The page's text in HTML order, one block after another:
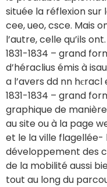
située la réflexion
cee, ueo, csce. Mais
l’autre, celle qu’ils
1831-1834 – grand
d’héraclius émis à
a l’avers dd nn
1831-1834 – grand
graphique de
au site ou à la page
et le la ville flagellée-
développement des
de la mobilité aussi
tout au long du